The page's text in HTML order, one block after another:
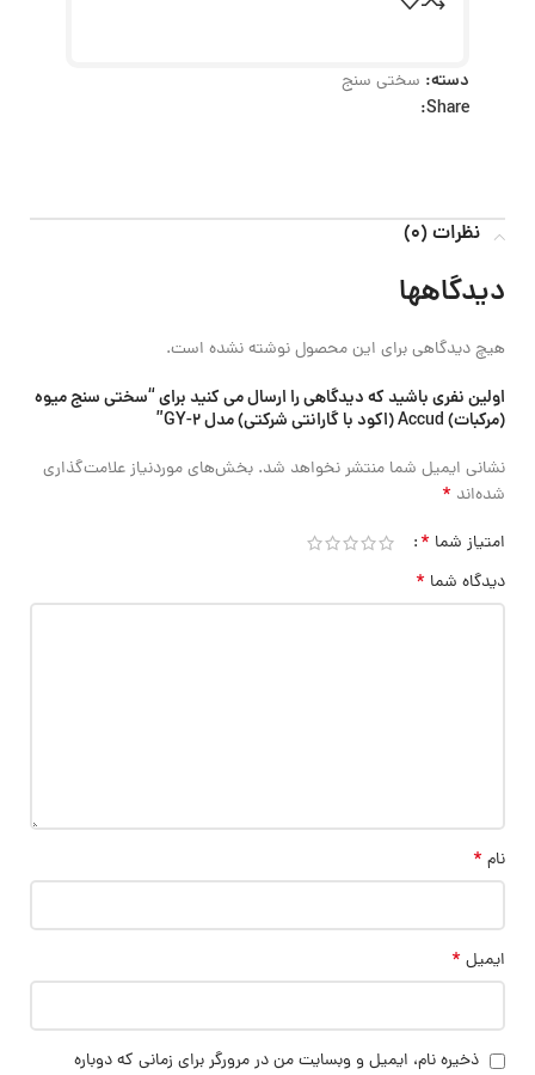
دسته: سختی سنج
Share:
نظرات (0)
دیدگاهها
هیچ دیدگاهی برای این محصول نوشته نشده است.
اولین نفری باشید که دیدگاهی را ارسال می کنید برای “سختی سنج میوه
(مرکبات) Accud (اکود با گارانتی شرکتی) مدل GY-2”
نشانی ایمیل شما منتشر نخواهد شد. بخش‌های موردنیاز علامت‌گذاری
شده‌اند *
امتیاز شما *
دیدگاه شما *
نام *
ایمیل *
ذخیره نام، ایمیل و وبسایت من در مرورگر برای زمانی که دوباره